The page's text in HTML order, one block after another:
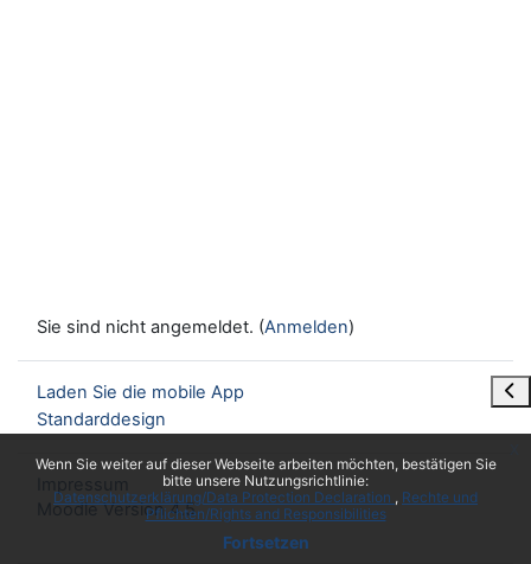
Wenn Sie weiter auf dieser Webseite arbeiten möchten, bestätigen Sie
bitte unsere Nutzungsrichtlinie:
Datenschutzerklärung/Data Protection Declaration
Rechte und
Pflichten/Rights and Responsibilities
Fortsetzen
Sie sind nicht angemeldet. (Anmelden)
Laden Sie die mobile App
Standarddesign
Moodle Version 4.5